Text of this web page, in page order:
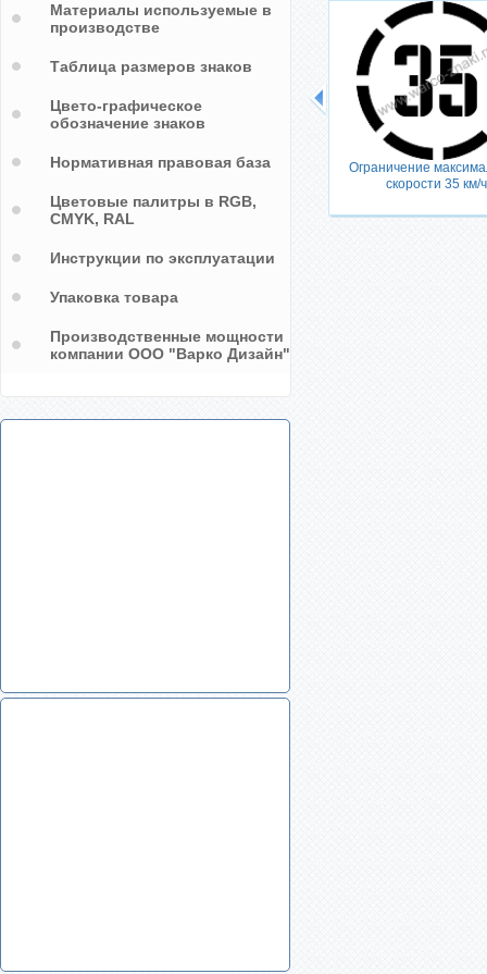
Ограничение
скорости 35 км/ч
Материалы используемые в
производстве
Таблица размеров знаков
Цвето-графическое
обозначение знаков
Нормативная правовая база
Цветовые палитры в RGB,
CMYK, RAL
Инструкции по эксплуатации
Упаковка товара
Производственные мощности
компании ООО "Варко Дизайн"